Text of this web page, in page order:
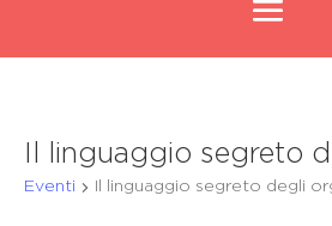
Il linguaggio segreto
Eventi Il linguaggio segreto degli